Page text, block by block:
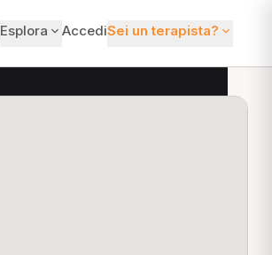
Esplora AccediSei un terapista?